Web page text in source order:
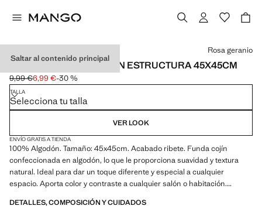
Saltar al contenido principal
FUNDA COJÍN ALGODÓN ESTRUCTURA 45X45CM
Precio inicial tachado [9,99 € ]
9,99 €
Precio actual [6,99 € ]
6,99 €-30 %
Selecciona un color
Rosa geranio
TALLA
Selecciona tu talla
VER LOOK
ENVÍO GRATIS A TIENDA
100% Algodón. Tamaño: 45x45cm. Acabado ribete. Funda cojín
confeccionada en algodón, lo que le proporciona suavidad y textura
natural. Ideal para dar un toque diferente y especial a cualquier
espacio. Aporta color y contraste a cualquier salón o habitación.
rebajas
DETALLES, COMPOSICIÓN Y CUIDADOS